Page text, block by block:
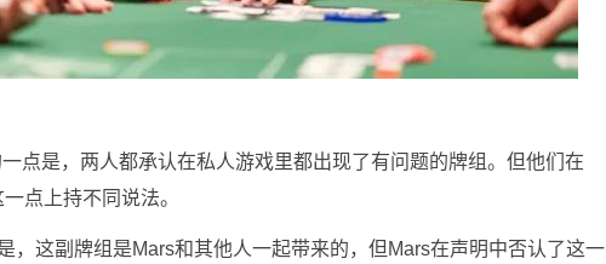
点是，两人都承认在私人游戏里都出现了有问题的牌组。但他们在
点上持不同说法。
，这副牌组是Mars和其他人一起带来的，但Mars在声明中否认了这一